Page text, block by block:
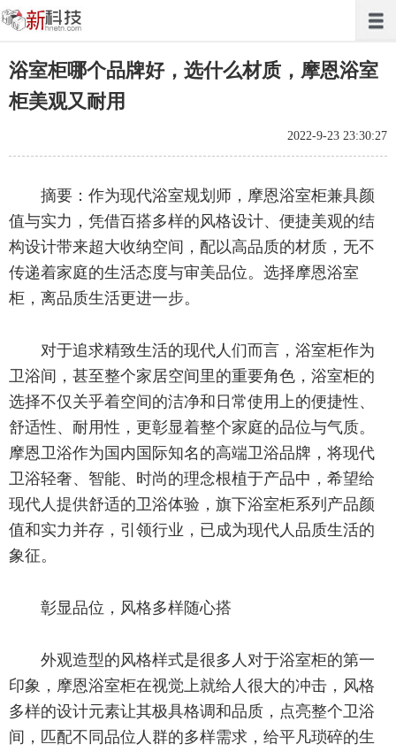
浴室柜哪个品牌好，选什么材质，摩恩浴室
柜美观又耐用
2022-9-23 23:30:27
摘要：作为现代浴室规划师，摩恩浴室柜兼具颜
值与实力，凭借百搭多样的风格设计、便捷美观的结
构设计带来超大收纳空间，配以高品质的材质，无不
传递着家庭的生活态度与审美品位。选择摩恩浴室
柜，离品质生活更进一步。
对于追求精致生活的现代人们而言，浴室柜作为
卫浴间，甚至整个家居空间里的重要角色，浴室柜的
选择不仅关乎着空间的洁净和日常使用上的便捷性、
舒适性、耐用性，更彰显着整个家庭的品位与气质。
摩恩卫浴作为国内国际知名的高端卫浴品牌，将现代
卫浴轻奢、智能、时尚的理念根植于产品中，希望给
现代人提供舒适的卫浴体验，旗下浴室柜系列产品颜
值和实力并存，引领行业，已成为现代人品质生活的
象征。
彰显品位，风格多样随心搭
外观造型的风格样式是很多人对于浴室柜的第一
印象，摩恩浴室柜在视觉上就给人很大的冲击，风格
多样的设计元素让其极具格调和品质，点亮整个卫浴
间，匹配不同品位人群的多样需求，给平凡琐碎的生